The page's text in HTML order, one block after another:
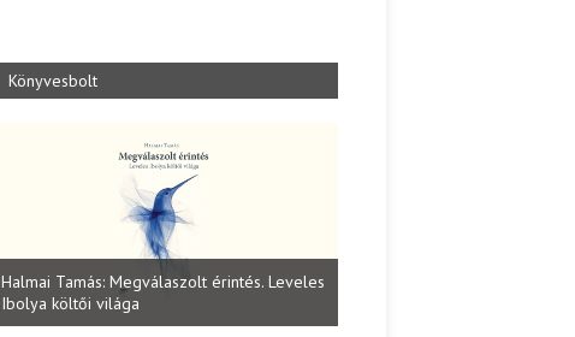
Könyvesbolt
Halmai Tamás: Megválaszolt érintés. Leveles
Ibolya költői világa